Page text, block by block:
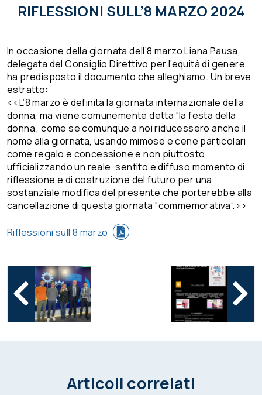
RIFLESSIONI SULL’8 MARZO 2024
In occasione della giornata dell’8 marzo Liana Pausa,
delegata del Consiglio Direttivo per l’equità di genere,
ha predisposto il documento che alleghiamo. Un breve
estratto:
<<L’8 marzo è definita la giornata internazionale della
donna, ma viene comunemente detta “la festa della
donna”, come se comunque a noi riducessero anche il
nome alla giornata, usando mimose e cene particolari
come regalo e concessione e non piuttosto
ufficializzando un reale, sentito e diffuso momento di
riflessione e di costruzione del futuro per una
sostanziale modifica del presente che porterebbe alla
cancellazione di questa giornata “commemorativa”.>>
Riflessioni sull’8 marzo
Articoli correlati